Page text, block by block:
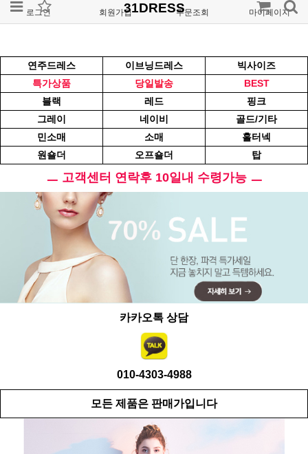
로그인 회원가입 주문조회 마이페이지
31DRESS
연주드레스 이브닝드레스
빅사이즈
특가상품
당일발송
BEST
블랙
레드
핑크
그레이
네이비
골드/기타
민소매
소매
홀터넥
원숄더
오프숄더 탑
ㅡ 고객센터 연락후 10일내 수령가능 ㅡ
카카오톡 상담
010-4303-4988
모든 제품은 판매가입니다